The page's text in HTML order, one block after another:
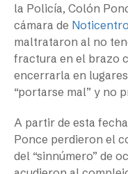
la Policía, Colón
cámara de Noticentro
maltrataron al no
fractura en el brazo
encerrarla en
“portarse mal” y no
A partir de esta
Ponce perdieron el
del “sinnúmero” de